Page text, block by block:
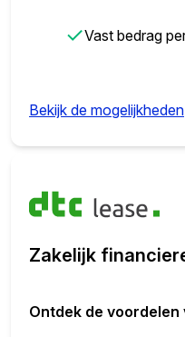
✓Vast bedrag
Bekijk de mogelijkheden
Zakelijk
Ontdek de voordelen